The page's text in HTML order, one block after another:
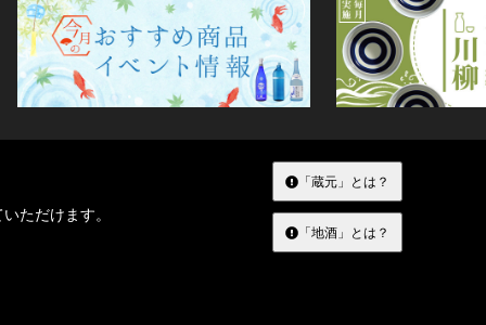
ただけます。
「蔵元」とは？
「地酒」とは？